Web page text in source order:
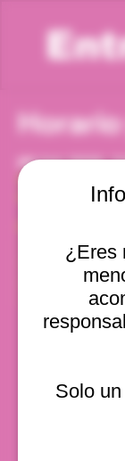
¿Eres
Solo
09 feb 2026,
Viña del Mar,
Valparaíso,